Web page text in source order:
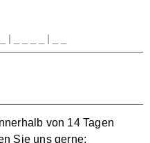
von 14 Tagen
Sie uns gerne: